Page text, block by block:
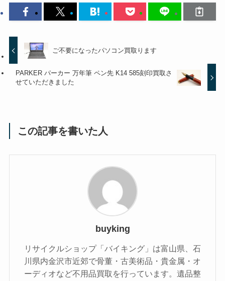
ご不要になったパソコン買取ります
PARKER パーカー 万年筆 ペン先 K14 585刻印買取さ
せていただきました
この記事を書いた人
buyking
リサイクルショップ「バイキング」は富山県、石
川県内金沢市近郊で骨董・古美術品・貴金属・オ
ーディオなど不用品買取を行っています。遺品整